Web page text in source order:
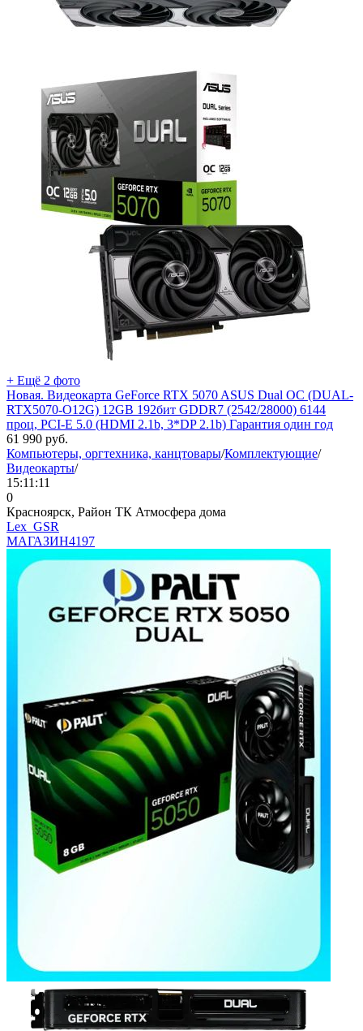
+ Ещё 2 фото
Новая. Видеокарта GeForce RTX 5070 ASUS Dual OC (DUAL-
RTX5070-O12G) 12GB 192бит GDDR7 (2542/28000) 6144
проц, PCI-E 5.0 (HDMI 2.1b, 3*DP 2.1b) Гарантия один год
61 990 руб.
Компьютеры, оргтехника, канцтовары/Комплектующие/
Видеокарты/
15:11:11
0
Красноярск, Район ТК Атмосфера дома
Lex_GSR
МАГАЗИН4197